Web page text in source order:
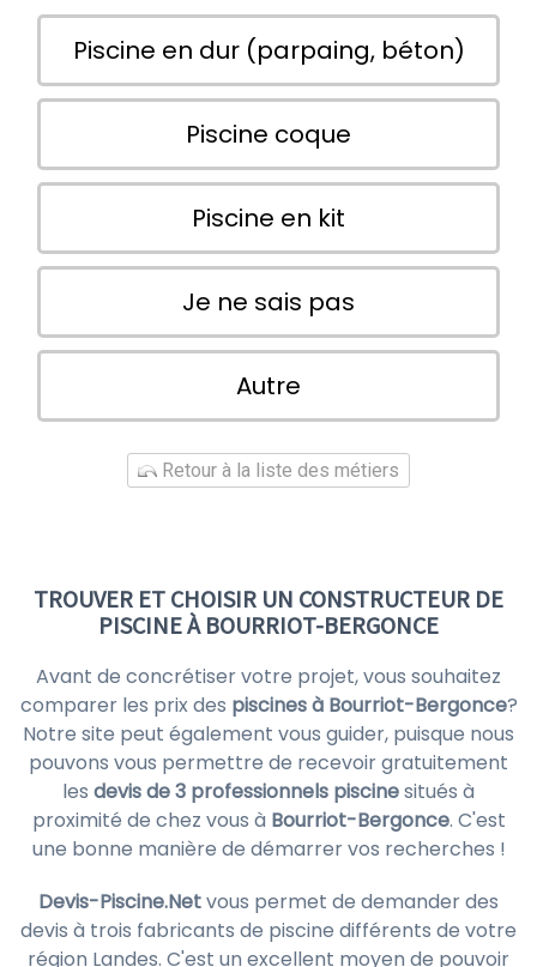
Piscine en dur (parpaing, béton)
Piscine coque
Piscine en kit
Je ne sais pas
Autre
Retour à la liste des métiers
TROUVER ET CHOISIR UN CONSTRUCTEUR DE
PISCINE À BOURRIOT-BERGONCE
Avant de concrétiser votre projet, vous souhaitez
comparer les prix des piscines à Bourriot-Bergonce?
Notre site peut également vous guider, puisque nous
pouvons vous permettre de recevoir gratuitement
les devis de 3 professionnels piscinesitués à
proximité de chez vous à Bourriot-Bergonce. C'est
une bonne manière de démarrer vos recherches !
Devis-Piscine.Netvous permet de demander des
devis à trois fabricants de piscine différents de votre
région Landes. C'est un excellent moyen de pouvoir